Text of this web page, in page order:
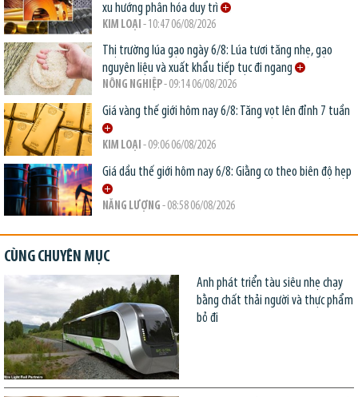
xu hướng phân hóa duy trì
KIM LOẠI - 10:47 06/08/2026
Thị trường lúa gạo ngày 6/8: Lúa tươi tăng nhẹ, gạo
nguyên liệu và xuất khẩu tiếp tục đi ngang
NÔNG NGHIỆP- 09:14 06/08/2026
Giá vàng thế giới hôm nay 6/8: Tăng vọt lên đỉnh 7 tuần
KIM LOẠI - 09:06 06/08/2026
Giá dầu thế giới hôm nay 6/8: Giằng co theo biên độ hẹp
NĂNG LƯỢNG - 08:58 06/08/2026
CÙNG CHUYÊN MỤC
Anh phát triển tàu siêu nhẹ chạy
bằng chất thải người và thực phẩm
bỏ đi